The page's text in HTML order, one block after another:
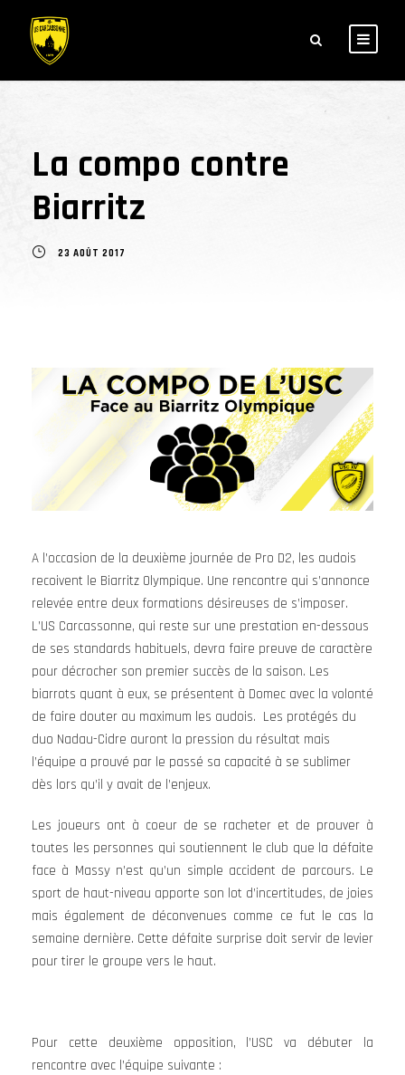
La compo contre
Biarritz
23 AOÛT 2017
A l’occasion de la deuxième journée de Pro D2, les audois
recoivent le Biarritz Olympique. Une rencontre qui s’annonce
relevée entre deux formations désireuses de s’imposer.
L’US Carcassonne, qui reste sur une prestation en-dessous
de ses standards habituels, devra faire preuve de caractère
pour décrocher son premier succès de la saison. Les
biarrots quant à eux, se présentent à Domec avec la volonté
de faire douter au maximum les audois. Les protégés du
duo Nadau-Cidre auront la pression du résultat mais
l’équipe a prouvé par le passé sa capacité à se sublimer
dès lors qu’il y avait de l’enjeux.
Les joueurs ont à coeur de se racheter et de prouver à
toutes les personnes qui soutiennent le club que la défaite
face à Massy n’est qu’un simple accident de parcours. Le
sport de haut-niveau apporte son lot d’incertitudes, de joies
mais également de déconvenues comme ce fut le cas la
semaine dernière. Cette défaite surprise doit servir de levier
pour tirer le groupe vers le haut.
Pour cette deuxième opposition, l’USC va débuter la
rencontre avec l’équipe suivante :